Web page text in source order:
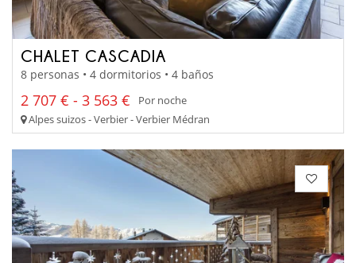
CHALET CASCADIA
8 personas • 4 dormitorios • 4 baños
2 707 € - 3 563 €
Por noche
Alpes suizos - Verbier - Verbier Médran